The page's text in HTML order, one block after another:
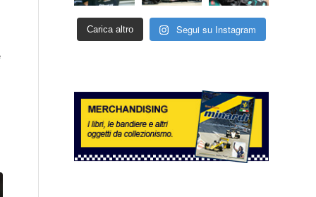
Carica altro Segui su Instagram